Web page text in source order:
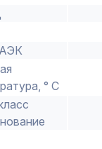
° С